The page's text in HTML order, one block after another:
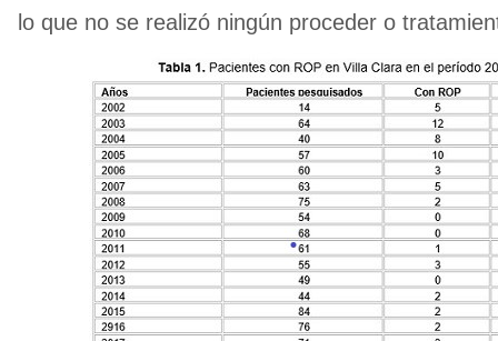
lo que no se realizó ningún proceder o